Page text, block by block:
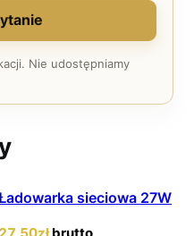
Nie udostępniamy
sieciowa 27W